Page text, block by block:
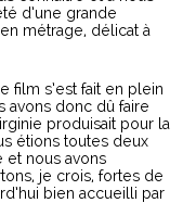
d’une grande
métrage, délicat à
film s’est fait en plein
avons donc dû faire
produisait pour la
étions toutes deux
et nous avons
je crois, fortes de
bien accueilli par